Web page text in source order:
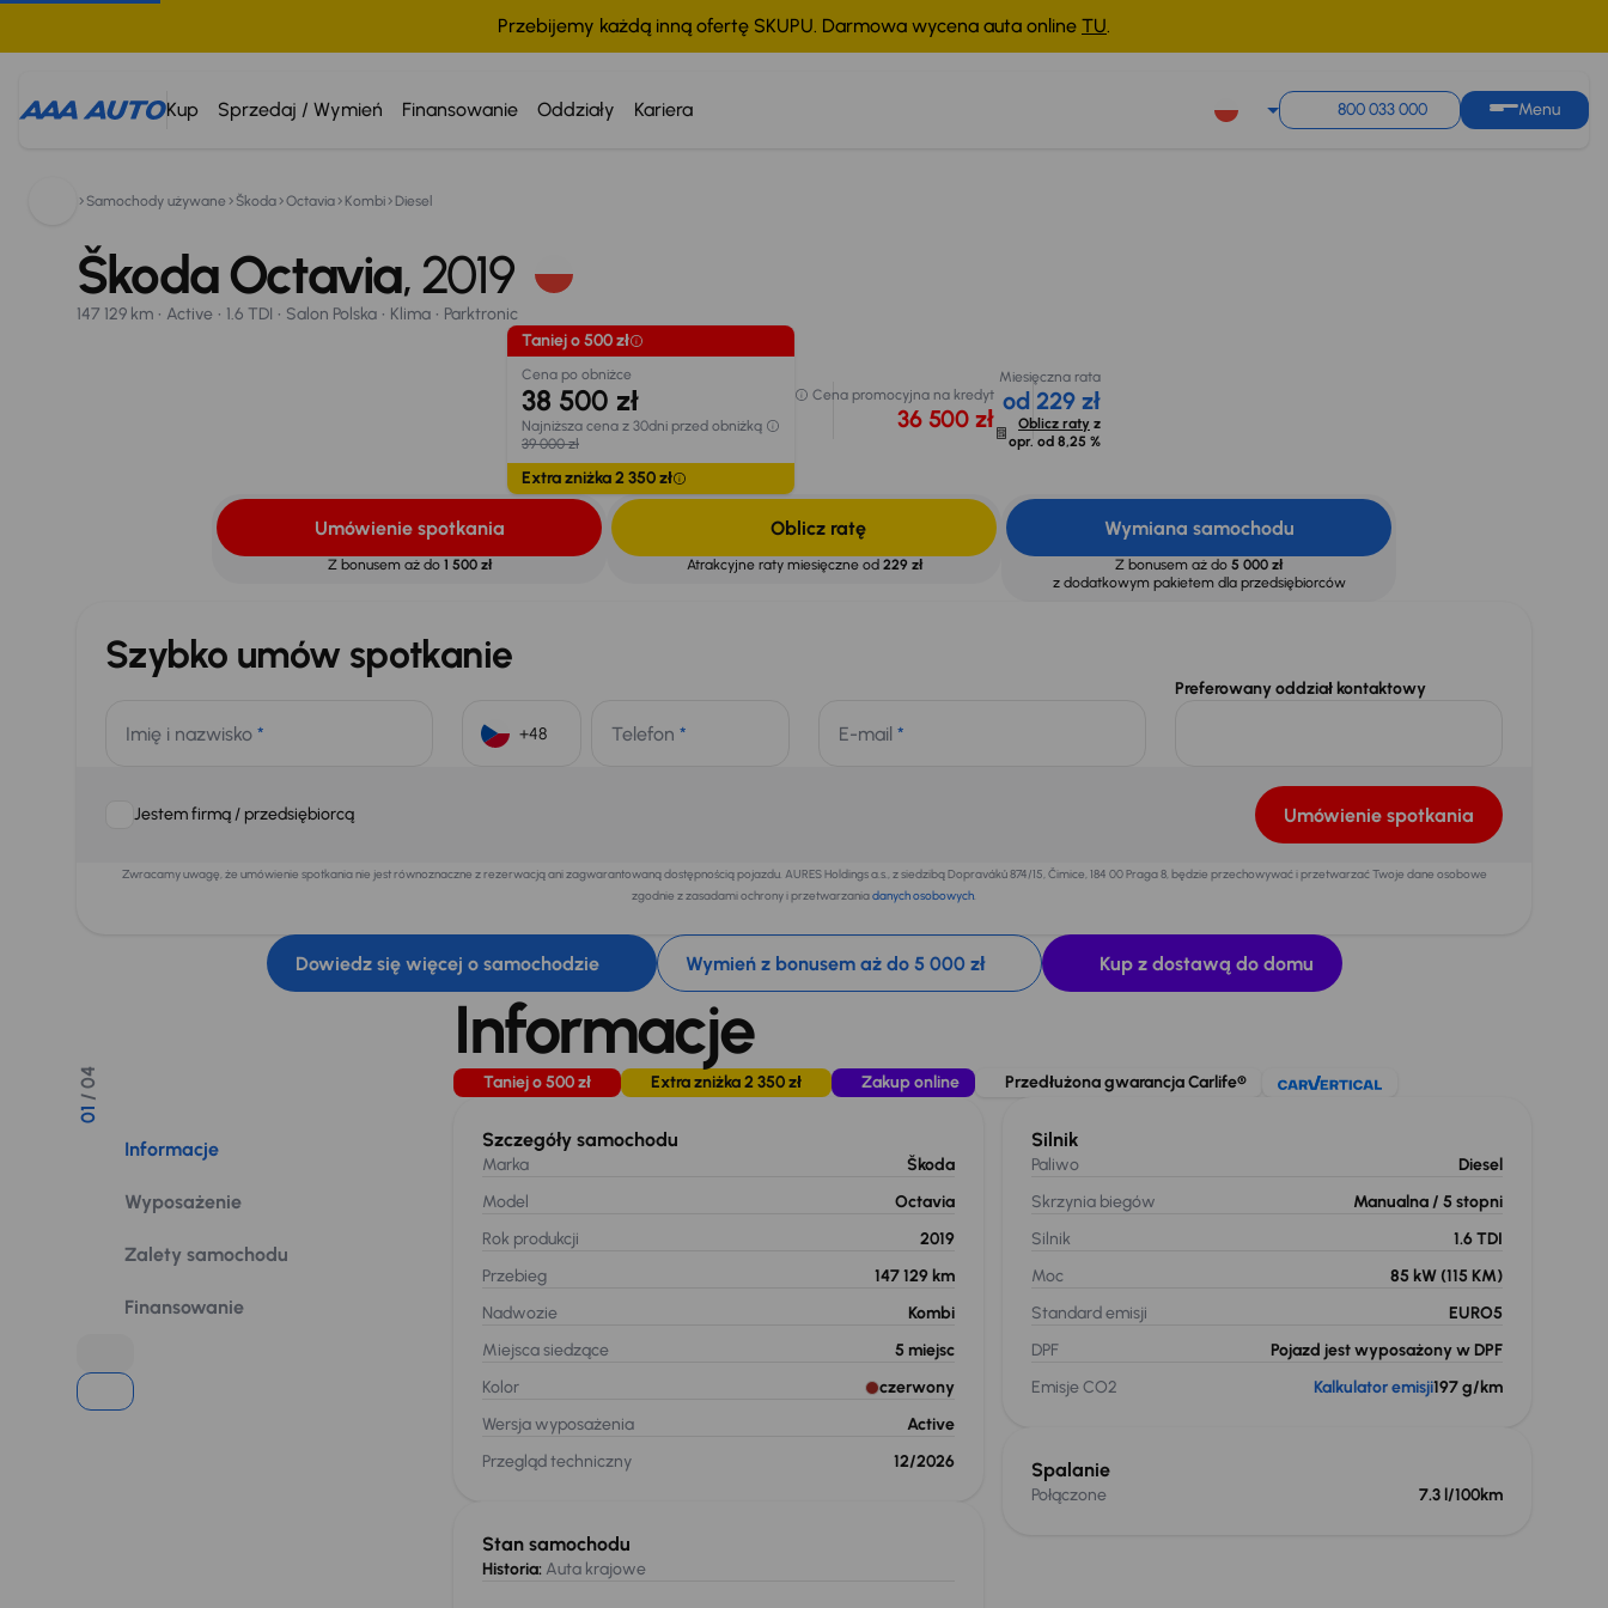
Przebijemy każdą inną ofertę SKUPU. Darmowa wycena auta online TU.
Kup Sprzedaj / Wymień Finansowanie Oddziały Kariera 800 033 000 Menu
Samochody używane Škoda Octavia Kombi Diesel
Taniej o 500 zł
Škoda Octavia, 2019
147 129 km Active 1.6 TDI Salon Polska Klima
Parktronic
Taniej o 500 zł
Cena po obniżce
38 500 zł
Najniższa cena z 30dni przed obniżką
39 000 zł
Extra zniżka 2 350 zł
Cena promocyjna na kredyt
36 500 zł
Miesięczna rata
od 229 zł
Oblicz raty z
opr. od 8,25 %
Umówienie spotkania
Z bonusem aż do 1 500 zł
Oblicz ratę
Atrakcyjne raty miesięczne od 229 zł
Wymiana samochodu
Z bonusem aż do 5 000 zł
z dodatkowym pakietem dla przedsiębiorców
Szybko umów spotkanie
Imię i nazwisko * Telefon * E-mail *
Preferowany oddział kontaktowy
Jestem firmą / przedsiębiorcą Umówienie spotkania
Zwracamy uwagę, że umówienie spotkania nie jest równoznaczne z rezerwacją ani zagwarantowaną dostępnością pojazdu. AURES Holdings a.s., z siedzibą Dopraváků 874/15, Čimice, 184 00 Praga 8, będzie przechowywać i przetwarzać Twoje dane osobowe
zgodnie z zasadami ochrony i przetwarzaniadanych osobowych.
Dowiedz się więcej o samochodzie Wymień z bonusem aż do 5 000 zł Kup z dostawą do domu
147 129 km Active 1.6 TDI
Parktronic
Umówienie spotkania
Oblicz ratę Wymiana samochodu
Extra zniżka 2 350 zł
01
/ 04
Informacje
Wyposażenie
Zalety samochodu
Finansowanie
Informacje
Taniej o 500 zł Extra zniżka 2 350 zł Zakup online Przedłużona gwarancja Carlife®
Szczegóły samochodu
Marka
Škoda
Model
Octavia
Rok produkcji
2019
Przebieg
147 129 km
Nadwozie
Kombi
Miejsca siedzące
5 miejsc
Kolor
czerwony
Wersja wyposażenia
Active
Przegląd techniczny
12/2026
Stan samochodu
Historia: Auta krajowe
Silnik
Paliwo
Diesel
Skrzynia biegów
Manualna / 5 stopni
Silnik
1.6 TDI
Moc
85 kW (115 KM)
Standard emisji
EURO5
DPF
Pojazd jest wyposażony w DPF
Emisje CO2
Kalkulator emisji197 g/km
Spalanie
Połączone 7.3 l/100km